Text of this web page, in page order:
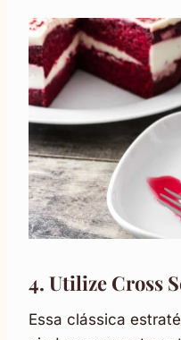
4. Utilize Cross
Essa clássica